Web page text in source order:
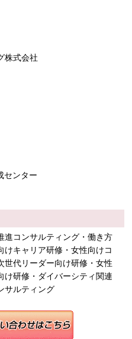
株式会社
センター
進コンサルティング・働き方
けキャリア研修・女性向けコ
世代リーダー向け研修・女性
け研修・ダイバーシティ関連
サルティング